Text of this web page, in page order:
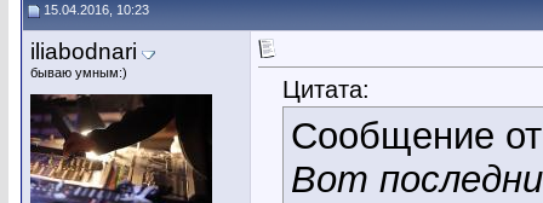
15.04.2016, 10:23
iliabodnari
бываю умным:)
Цитата:
Сообщение
Вот